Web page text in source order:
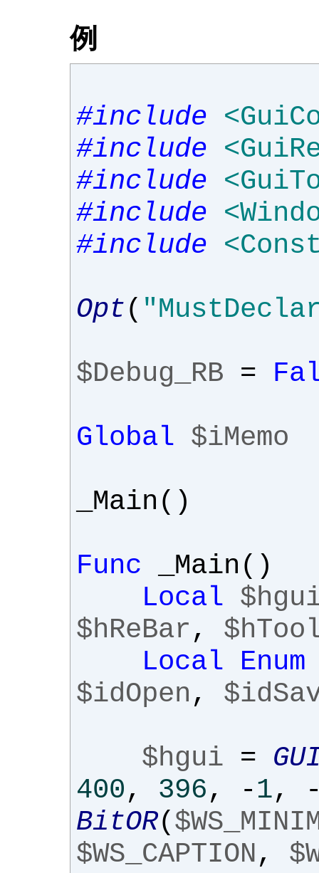
例
#include
#include
#include
#include
#include
Opt(
$Debug_RB =
Global $iMemo
_Main ()
Func _Main ()
Local
$hReBar ,
Local Enum
$idOpen ,
$hgui =
400, 396, -1,
BitOR(
$WS_CAPTION,